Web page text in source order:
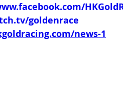
goldenrace
news-1